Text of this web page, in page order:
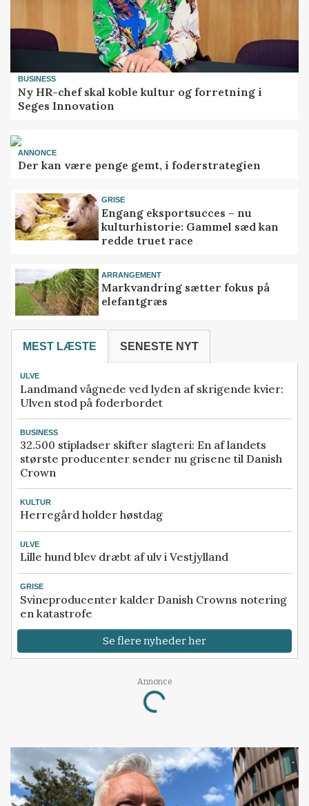
BUSINESS
Ny HR-chef skal koble kultur og forretning i
Seges Innovation
ANNONCE
Der kan være penge gemt, i foderstrategien
GRISE
Engang eksportsucces – nu
kulturhistorie: Gammel sæd kan
redde truet race
ARRANGEMENT
Markvandring sætter fokus på
elefantgræs
MEST LÆSTE SENESTE NYT
ULVE
Landmand vågnede ved lyden af skrigende kvier:
Ulven stod på foderbordet
BUSINESS
32.500 stipladser skifter slagteri: En af landets
største producenter sender nu grisene til Danish
Crown
KULTUR
Herregård holder høstdag
ULVE
Lille hund blev dræbt af ulv i Vestjylland
GRISE
Svineproducenter kalder Danish Crowns notering
en katastrofe
Se flere nyheder her
Annonce
Loading...